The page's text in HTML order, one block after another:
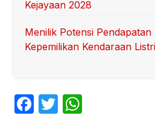
Kejayaan 2028
Menilik Potensi
Kepemilikan Kendaraan
F
T